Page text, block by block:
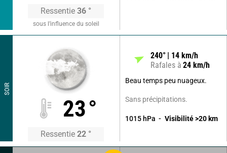
Ressentie 36 °
sous l’influence du soleil
SOIR
23°
Ressentie 22 °
240° 14 km/h
Rafales à 24 km/h
Beau temps peu nuageux.
Sans précipitations.
1015 hPa Visibilité >20 km